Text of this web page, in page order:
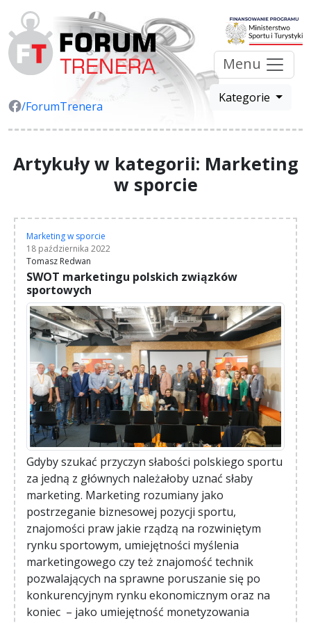
/ForumTrenera
Menu
Kategorie
Artykuły w kategorii: Marketing
w sporcie
Marketing w sporcie
18 października 2022
Tomasz Redwan
SWOT marketingu polskich związków
sportowych
Gdyby szukać przyczyn słabości polskiego sportu
za jedną z głównych należałoby uznać słaby
marketing. Marketing rozumiany jako
postrzeganie biznesowej pozycji sportu,
znajomości praw jakie rządzą na rozwiniętym
rynku sportowym, umiejętności myślenia
marketingowego czy też znajomość technik
pozwalających na sprawne poruszanie się po
konkurencyjnym rynku ekonomicznym oraz na
koniec – jako umiejętność monetyzowania